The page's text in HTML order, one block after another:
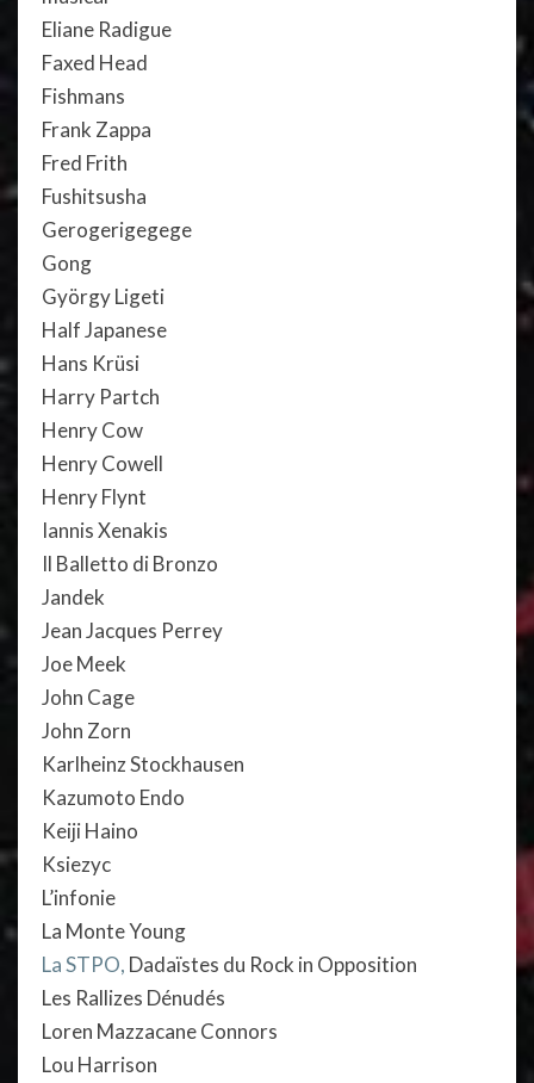
Eliane Radigue
Faxed Head
Fishmans
Frank Zappa
Fred Frith
Fushitsusha
Gerogerigegege
Gong
György Ligeti
Half Japanese
Hans Krüsi
Harry Partch
Henry Cow
Henry Cowell
Henry Flynt
Iannis Xenakis
Il Balletto di Bronzo
Jandek
Jean Jacques Perrey
Joe Meek
John Cage
John Zorn
Karlheinz Stockhausen
Kazumoto Endo
Keiji Haino
Ksiezyc
L’infonie
La Monte Young
La STPO, Dadaïstes du Rock in Opposition
Les Rallizes Dénudés
Loren Mazzacane Connors
Lou Harrison